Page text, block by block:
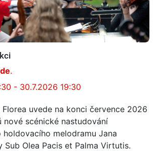
.
- 30.7.2026 19:30
Florea uvede na konci července 2026
nové scénické nastudování
holdovacího melodramu Jana
Sub Olea Pacis et Palma Virtutis.